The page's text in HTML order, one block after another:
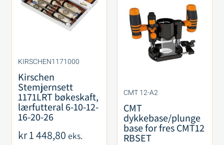
KIRSCHEN1171000
Kirschen
Stemjernsett
1171LRT bøkeskaft,
lærfutteral 6-10-12-
16-20-26
kr1 448,80 eks.
CMT 12-A2
CMT
dykkebase/plunge
base for fres CMT12
RBSET